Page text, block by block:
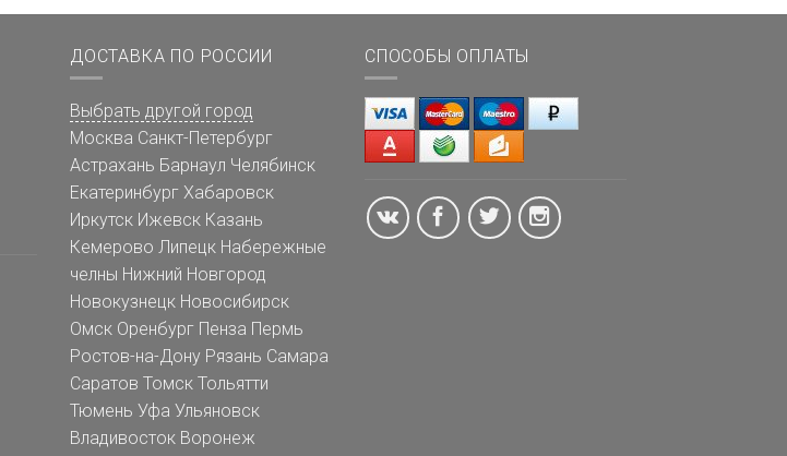
ДОСТАВКА ПО РОССИИ
Выбрать другой город
Москва Санкт-Петербург
Астрахань Барнаул Челябинск
Екатеринбург Хабаровск
Иркутск Ижевск Казань
Кемерово Липецк Набережные
челны Нижний Новгород
Новокузнецк Новосибирск
Омск Оренбург Пенза Пермь
Ростов-на-Дону Рязань Самара
Саратов Томск Тольятти
Тюмень Уфа Ульяновск
Владивосток Воронеж
СПОСОБЫ ОПЛАТЫ